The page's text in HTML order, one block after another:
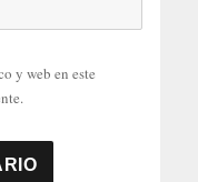
y web en este